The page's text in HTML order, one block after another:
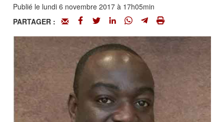
Publié le lundi 6 novembre 2017 à 17h05min
PARTAGER :